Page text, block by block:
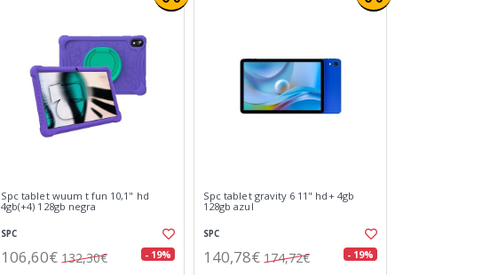
Spc tablet wuum t fun 10,1" hd
4gb(+4) 128gb negra
SPC
106,60€ 132,30€ - 19%
Spc tablet gravity 6 11" hd+ 4gb
128gb azul
SPC
140,78€ 174,72€ - 19%